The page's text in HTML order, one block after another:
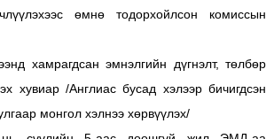
өмнө тодорхойлсон комиссын
хамрагдсан эмнэлгийн дүгнэлт, төлбөр
хувиар /Англиас бусад хэлээр бичигдсэн
монгол хэлнээ хөрвүүлэх/